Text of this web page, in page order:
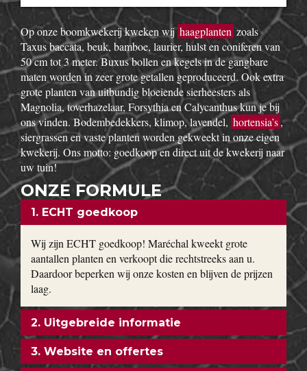
Op onze boomkwekerij kweken wijhaagplanten zoals
Taxus baccata, beuk, bamboe, laurier, hulst en coniferen van
50 cm tot 3 meter. Buxus bollen en kegels in de gangbare
maten worden in zeer grote getallen geproduceerd. Ook extra
grote planten van uitbundig bloeiende sierheesters als
Magnolia, toverhazelaar, Forsythia en Calycanthus kun je bij
ons vinden. Bodembedekkers, klimop, lavendel, hortensia’s,
siergrassen en vaste planten worden gekweekt in onze eigen
kwekerij. Ons motto: goedkoop en direct uit de kwekerij naar
uw tuin!
ONZE FORMULE
1. ECHT goedkoop
Wij zijn ECHT goedkoop! Maréchal kweekt grote
aantallen planten en verkoopt die rechtstreeks aan u.
Daardoor beperken wij onze kosten en blijven de prijzen
laag.
2. Uitgebreide informatie
3. Website en offertes